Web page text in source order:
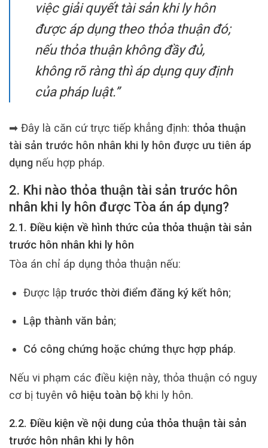
việc giải quyết tài sản khi ly hôn
được áp dụng theo thỏa thuận đó;
nếu thỏa thuận không đầy đủ,
không rõ ràng thì áp dụng quy định
của pháp luật.”
➡ Đây là căn cứ trực tiếp khẳng định: thỏa thuận
tài sản trước hôn nhân khi ly hôn được ưu tiên áp
dụng nếu hợp pháp.
2. Khi nào thỏa thuận tài sản trước hôn
nhân khi ly hôn được Tòa án áp dụng?
2.1. Điều kiện về hình thức của thỏa thuận tài sản
trước hôn nhân khi ly hôn
Tòa án chỉ áp dụng thỏa thuận nếu:
Được lập trước thời điểm đăng ký kết hôn;
Lập thành văn bản;
Có công chứng hoặc chứng thực hợp pháp.
Nếu vi phạm các điều kiện này, thỏa thuận có nguy
cơ bị tuyên vô hiệu toàn bộ khi ly hôn.
2.2. Điều kiện về nội dung của thỏa thuận tài sản
trước hôn nhân khi ly hôn